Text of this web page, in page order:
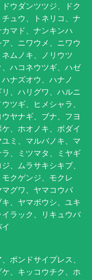
ウダンツツジ、ドク
ュウ、トネリコ、ナ
マド、ナンキンハ
、ニワウメ、ニワウ
ムノキ、ノリウツ
ハコネウツギ、ハゼ
ナズオウ、ハナノ
、ハリグワ、ハルニ
ツギ、ヒメシャラ、
ヤナギ、ブナ、フヨ
、ホオノキ、ボダイ
ミ、マルバノキ、マ
、ミツマタ、ミヤギ
、ムラサキシキブ、
クゲンジ、モクレ
グワ、ヤマコウバ
、ヤマボウシ、ユキ
ラック、リキュウバ
ポンドサイプレス、
、キッコウチク、ホ